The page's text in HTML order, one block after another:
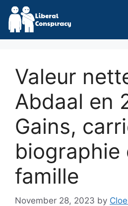
Skip
content
Valeur
Abdaal en
Gains,
biographie
famille
November 28, 2023 by